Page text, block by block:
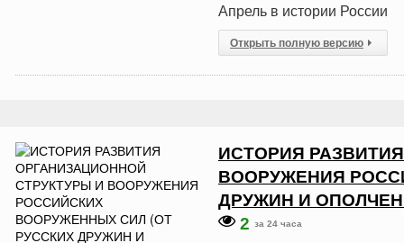
Апрель в истории России
Открыть полную версию
ИСТОРИЯ
ВООРУЖЕНИЯ
ДРУЖИН И
2 за 24 часа